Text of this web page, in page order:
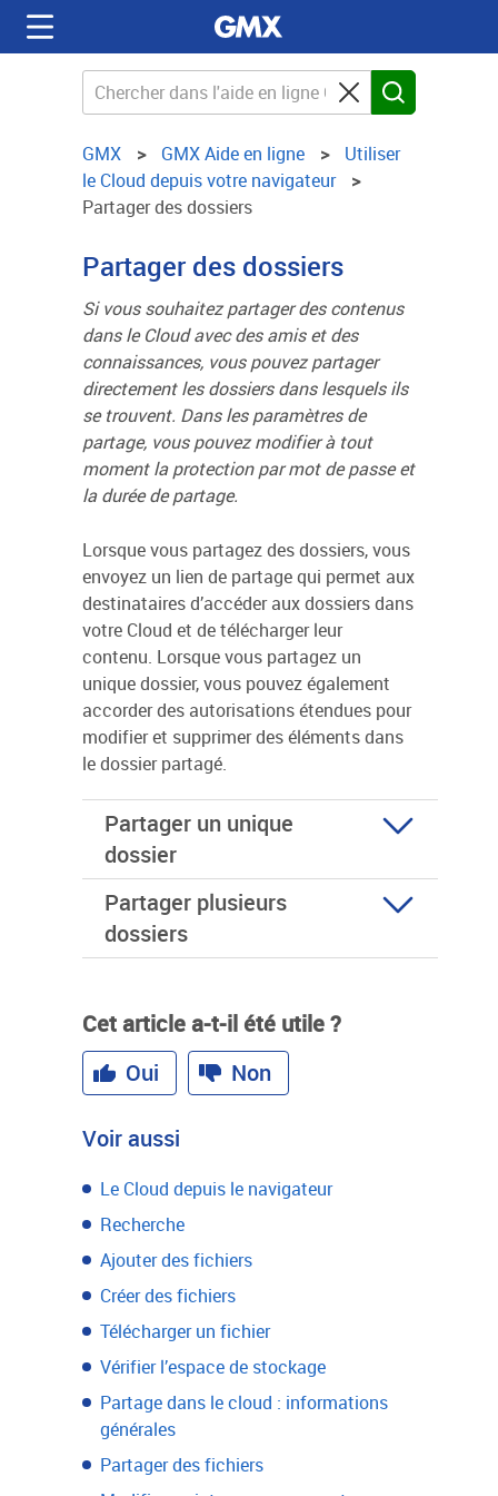
GMX GMX Aide en ligne
Utiliser
le Cloud depuis votre navigateur
Partager des dossiers
Partager des dossiers
Si vous souhaitez partager des contenus
dans le Cloud avec des amis et des
connaissances, vous pouvez partager
directement les dossiers dans lesquels ils
se trouvent. Dans les paramètres de
partage, vous pouvez modifier à tout
moment la protection par mot de passe et
la durée de partage.
Lorsque vous partagez des dossiers, vous
envoyez un lien de partage qui permet aux
destinataires d’accéder aux dossiers dans
votre Cloud et de télécharger leur
contenu. Lorsque vous partagez un
unique dossier, vous pouvez également
accorder des autorisations étendues pour
modifier et supprimer des éléments dans
le dossier partagé.
Partager un unique
dossier
Partager plusieurs
dossiers
Cet article a-t-il été utile ?
Oui
Non
Voir aussi
Le Cloud depuis le navigateur
Recherche
Ajouter des fichiers
Créer des fichiers
Télécharger un fichier
Vérifier l’espace de stockage
Partage dans le cloud : informations
générales
Partager des fichiers